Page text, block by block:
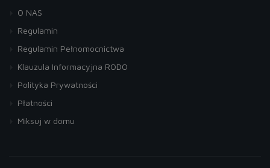
O NAS
Regulamin
Regulamin Pełnomocnictwa
Klauzula Informacyjna RODO
Polityka Prywatności
Płatności
Miksuj w domu